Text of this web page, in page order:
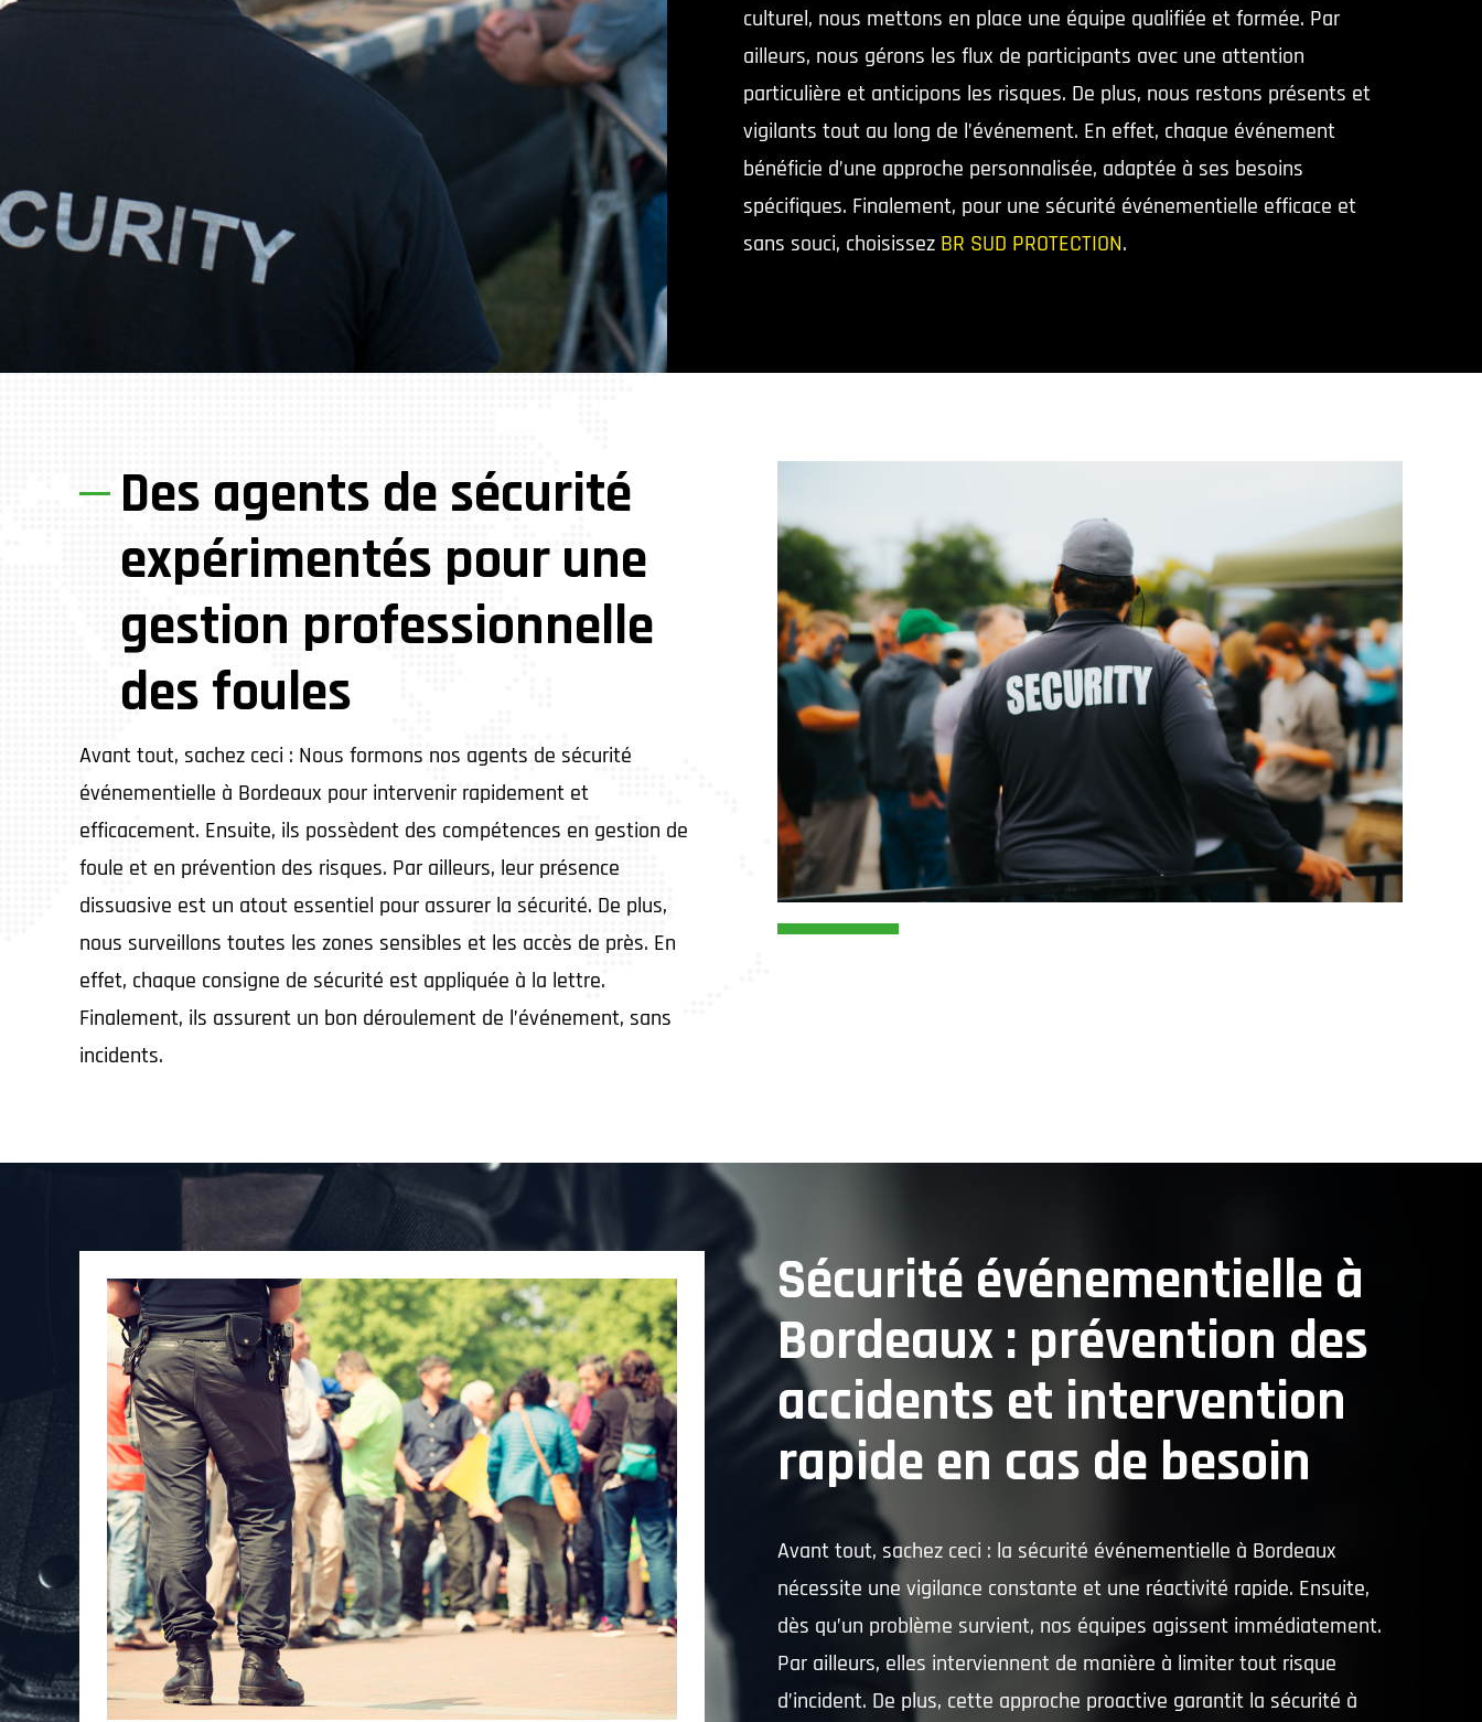
culturel, nous mettons en place une équipe qualifiée et formée. Par
ailleurs, nous gérons les flux de participants avec une attention
particulière et anticipons les risques. De plus, nous restons présents et
vigilants tout au long de l’événement. En effet, chaque événement
bénéficie d’une approche personnalisée, adaptée à ses besoins
spécifiques. Finalement, pour une sécurité événementielle efficace et
sans souci, choisissez BR SUD PROTECTION.
Des agents de sécurité
expérimentés pour une
gestion professionnelle
des foules
Avant tout, sachez ceci : Nous formons nos agents de sécurité
événementielle à Bordeaux pour intervenir rapidement et
efficacement. Ensuite, ils possèdent des compétences en gestion de
foule et en prévention des risques. Par ailleurs, leur présence
dissuasive est un atout essentiel pour assurer la sécurité. De plus,
nous surveillons toutes les zones sensibles et les accès de près. En
effet, chaque consigne de sécurité est appliquée à la lettre.
Finalement, ils assurent un bon déroulement de l’événement, sans
incidents.
Sécurité événementielle à
Bordeaux : prévention des
accidents et intervention
rapide en cas de besoin
Avant tout, sachez ceci : la sécurité événementielle à Bordeaux
nécessite une vigilance constante et une réactivité rapide. Ensuite,
dès qu’un problème survient, nos équipes agissent immédiatement.
Par ailleurs, elles interviennent de manière à limiter tout risque
d’incident. De plus, cette approche proactive garantit la sécurité à